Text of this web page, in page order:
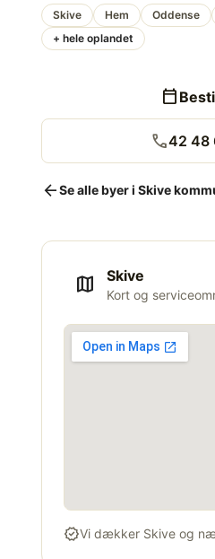
Skive Hem Oddense
+ hele oplandet
calendar_today
call42 48
arrow_backSe alle byer i Skive
map Skive
Kort og
verifiedVi dækker Skive og